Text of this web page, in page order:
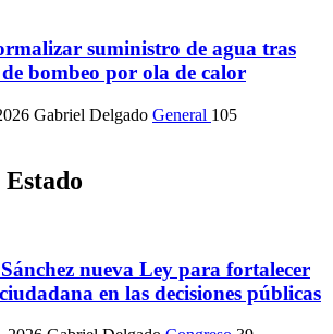
suministro de agua tras
bombeo por ola de calor
Gabriel Delgado General 105
nueva Ley para fortalecer
en las decisiones públicas